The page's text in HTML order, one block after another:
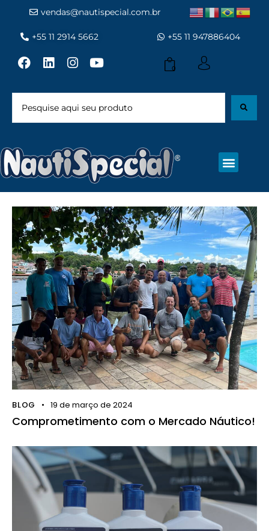
vendas@nautispecial.com.br
+55 11 2914 5662 +55 11 947886404
0
BLOG 19 de março de 2024
Comprometimento com o Mercado Náutico!